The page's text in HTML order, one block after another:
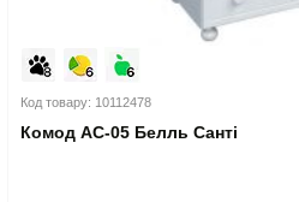
Код товару: 10112478
Комод АС-05 Белль Санті